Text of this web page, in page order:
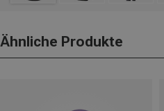
Ähnliche Produkte